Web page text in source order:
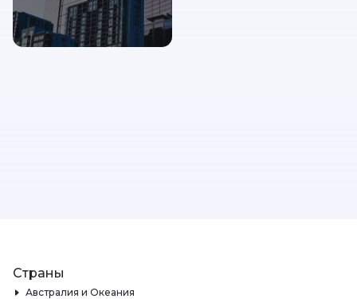
Страны
Австралия и Океания